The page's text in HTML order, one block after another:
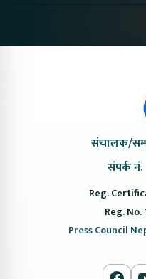
संचालक/
संपर्क नं.
Reg.
Reg.
Press Council